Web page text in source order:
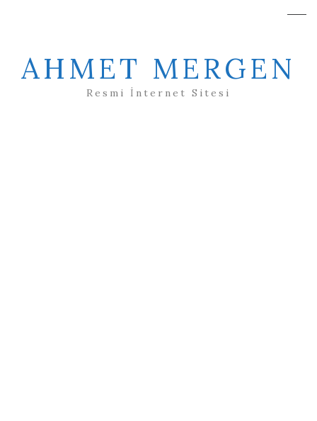
AHMET MERGEN
Resmi İnternet Sitesi